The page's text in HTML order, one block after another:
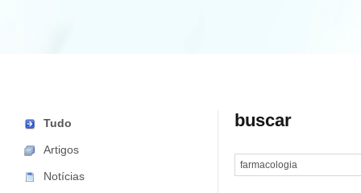
Tudo
Artigos
Notícias
buscar